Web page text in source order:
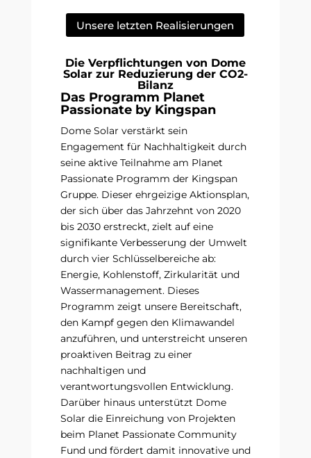
Unsere letzten Realisierungen
Die Verpflichtungen von Dome
Solar zur Reduzierung der CO2-
Bilanz
Das Programm Planet
Passionate by Kingspan
Dome Solar verstärkt sein
Engagement für Nachhaltigkeit durch
seine aktive Teilnahme am Planet
Passionate Programm der Kingspan
Gruppe. Dieser ehrgeizige Aktionsplan,
der sich über das Jahrzehnt von 2020
bis 2030 erstreckt, zielt auf eine
signifikante Verbesserung der Umwelt
durch vier Schlüsselbereiche ab:
Energie, Kohlenstoff, Zirkularität und
Wassermanagement. Dieses
Programm zeigt unsere Bereitschaft,
den Kampf gegen den Klimawandel
anzuführen, und unterstreicht unseren
proaktiven Beitrag zu einer
nachhaltigen und
verantwortungsvollen Entwicklung.
Darüber hinaus unterstützt Dome
Solar die Einreichung von Projekten
beim Planet Passionate Community
Fund und fördert damit innovative und